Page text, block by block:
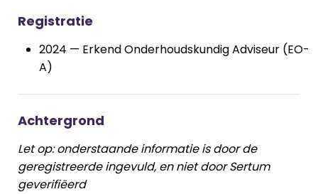
Registratie
2024 — Erkend Onderhoudskundig Adviseur (EO-
A)
Achtergrond
Let op: onderstaande informatie is door de
geregistreerde ingevuld, en niet door Sertum
geverifiëerd